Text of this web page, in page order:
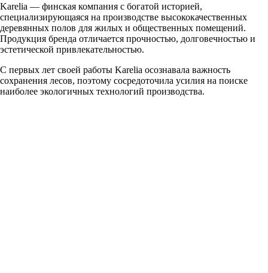
Karelia — финская компания с богатой историей,
специализирующаяся на производстве высококачественных
деревянных полов для жилых и общественных помещений.
Продукция бренда отличается прочностью, долговечностью и
эстетической привлекательностью.
С первых лет своей работы Karelia осознавала важность
сохранения лесов, поэтому сосредоточила усилия на поиске
наиболее экологичных технологий производства.